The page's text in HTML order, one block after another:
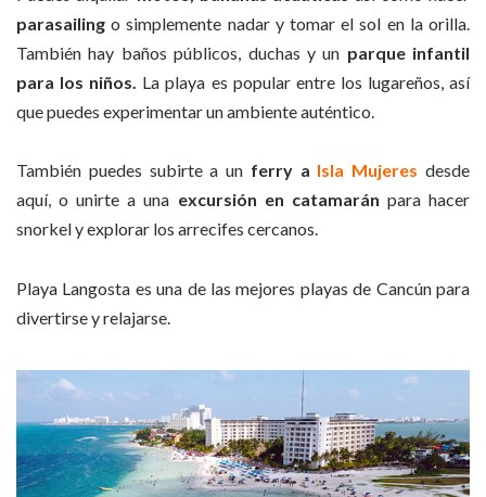
parasailing o simplemente nadar y tomar el sol en la orilla.
También hay baños públicos, duchas y un parque infantil
para los niños. La playa es popular entre los lugareños, así
que puedes experimentar un ambiente auténtico.
También puedes subirte a un ferry a Isla Mujeres desde
aquí, o unirte a una excursión en catamarán para hacer
snorkel y explorar los arrecifes cercanos.
Playa Langosta es una de las mejores playas de Cancún para
divertirse y relajarse.